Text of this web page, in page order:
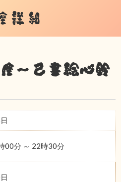
詳細
～己書絵心鈴
00分 ～ 22時30分